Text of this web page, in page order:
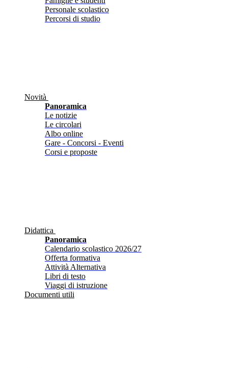
Personale scolastico
Percorsi di studio
Novità
Panoramica
Le notizie
Le circolari
Albo online
Gare - Concorsi - Eventi
Corsi e proposte
Didattica
Panoramica
Calendario scolastico 2026/27
Offerta formativa
Attività Alternativa
Libri di testo
Viaggi di istruzione
Documenti utili